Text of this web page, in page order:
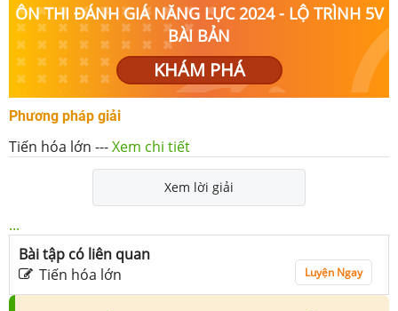
ÔN THI ĐÁNH GIÁ NĂNG LỰC 2024 - LỘ TRÌNH 5V
BÀI BẢN
KHÁM PHÁ
Phương pháp giải
Tiến hóa lớn ---Xem chi tiết
Xem lời giải
...
Bài tập có liên quan
Tiến hóa lớn
Luyện Ngay